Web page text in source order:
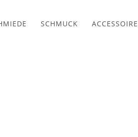
SCHMUCK